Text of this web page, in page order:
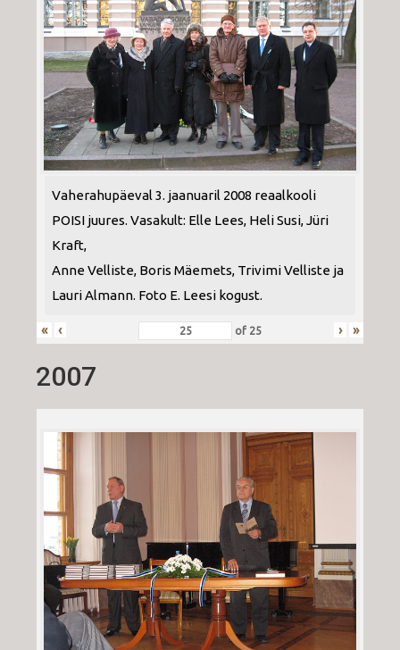
Vaherahupäeval 3. jaanuaril 2008 reaalkooli
POISI juures. Vasakult: Elle Lees, Heli Susi, Jüri
Kraft,
Anne Velliste, Boris Mäemets, Trivimi Velliste ja
Lauri Almann. Foto E. Leesi kogust.
« ‹ of 25 › »
2007